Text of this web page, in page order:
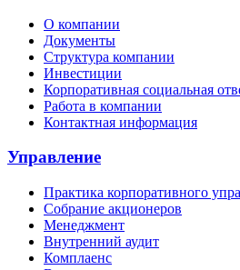
О компании
Документы
Структура компании
Инвестиции
Корпоративная социальная
Работа в компании
Контактная информация
Управление
Практика корпоративного
Собрание акционеров
Менеджмент
Внутренний аудит
Комплаенс